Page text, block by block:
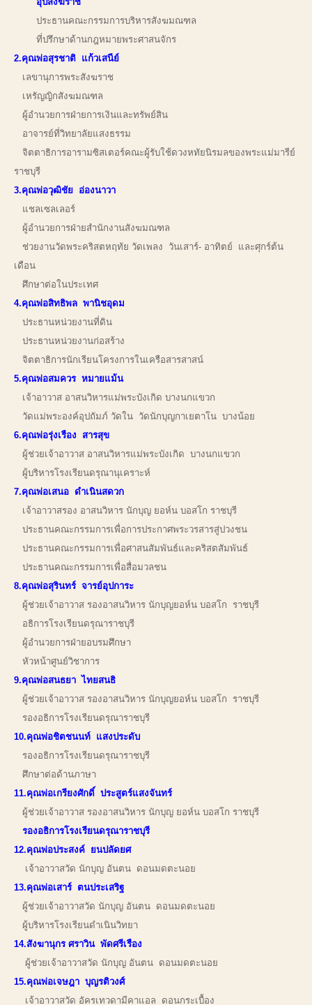
ประธานคณะกรรมการบริหารสังฆมณฑล
ที่ปรึกษาด้านกฎหมายพระศาสนจักร
2.คุณพ่อสุรชาติ แก้วเสนีย์
เลขานุการพระสังฆราช
เหรัญญิกสังฆมณฑล
ผู้อำนวยการฝ่ายการเงินและทรัพย์สิน
อาจารย์ที่วิทยาลัยแสงธรรม
จิตตาธิการอารามซิสเตอร์คณะผู้รับใช้ดวงหทัยนิรมลของพระแม่มารีย์
ราชบุรี
3.คุณพ่อวุฒิชัย อ่องนาวา
แชลเซลเลอร์
ผู้อำนวยการฝ่ายสำนักงานสังฆมณฑล
ช่วยงานวัดพระคริสตหฤทัย วัดเพลง วันเสาร์- อาทิตย์ และศุกร์ต้น
เดือน
ศึกษาต่อในประเทศ
4.คุณพ่อสิทธิพล พานิชอุดม
ประธานหน่วยงานที่ดิน
ประธานหน่วยงานก่อสร้าง
จิตตาธิการนักเรียนโครงการในเครือสารสาสน์
5.คุณพ่อสมควร หมายแม้น
เจ้าอาวาส อาสนวิหารแม่พระบังเกิด บางนกแขวก
วัดแม่พระองค์อุปถัมภ์ วัดใน วัดนักบุญกาเยตาโน บางน้อย
6.คุณพ่อรุ่งเรือง สารสุข
ผู้ช่วยเจ้าอาวาส อาสนวิหารแม่พระบังเกิด บางนกแขวก
ผู้บริหารโรงเรียนดรุณานุเคราะห์
7.คุณพ่อเสนอ ดำเนินสดวก
เจ้าอาวาสรอง อาสนวิหาร นักบุญ ยอห์น บอสโก ราชบุรี
ประธานคณะกรรมการเพื่อการประกาศพระวรสารสู่ปวงชน
ประธานคณะกรรมการเพื่อศาสนสัมพันธ์และคริสตสัมพันธ์
ประธานคณะกรรมการเพื่อสื่อมวลชน
8.คุณพ่อสุรินทร์ จารย์อุปการะ
ผู้ช่วยเจ้าอาวาส รองอาสนวิหาร นักบุญยอห์น บอสโก ราชบุรี
อธิการโรงเรียนดรุณาราชบุรี
ผู้อำนวยการฝ่ายอบรมศึกษา
หัวหน้าศูนย์วิชาการ
9.คุณพ่อสนธยา ไทยสนธิ
ผู้ช่วยเจ้าอาวาส รองอาสนวิหาร นักบุญยอห์น บอสโก ราชบุรี
รองอธิการโรงเรียนดรุณาราชบุรี
10.คุณพ่อชิตชนนท์ แสงประดับ
รองอธิการโรงเรียนดรุณาราชบุรี
ศึกษาต่อด้านภาษา
11.คุณพ่อเกรียงศักดิ์ ประสูตร์แสงจันทร์
ผู้ช่วยเจ้าอาวาส รองอาสนวิหาร นักบุญ ยอห์น บอสโก ราชบุรี
รองอธิการโรงเรียนดรุณาราชบุรี
12.คุณพ่อประสงค์ ยนปลัดยศ
เจ้าอาวาสวัด นักบุญ อันตน ดอนมดตะนอย
13.คุณพ่อเสาร์ ตนประเสริฐ
ผู้ช่วยเจ้าอาวาสวัด นักบุญ อันตน ดอนมดตะนอย
ผู้บริหารโรงเรียนดำเนินวิทยา
14.สังฆานุกร ศราวิน พัดศรีเรือง
ผู้ช่วยเจ้าอาวาสวัด นักบุญ อันตน ดอนมดตะนอย
15.คุณพ่อเจษฎา บุญรติวงศ์
เจ้าอาวาสวัด อัครเทวดามีคาแอล ดอนกระเบื้อง